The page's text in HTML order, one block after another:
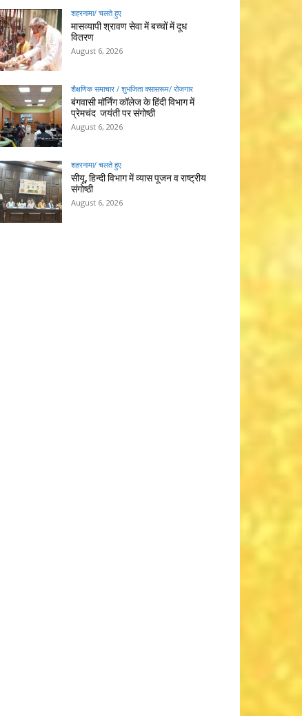
शहरनामा/ चलते हुए
मासव्यापी श्रावण सेवा में बच्चों में दूध
वितरण
August 6, 2026
शैक्षणिक समाचार / शुभजिता क्सासरूम/ रोजगार
बंगवासी मॉर्निंग कॉलेज के हिंदी विभाग में
प्रेमचंद जयंती पर संगोष्ठी
August 6, 2026
शहरनामा/ चलते हुए
सीयू, हिन्दी विभाग में व्यास पूजन व राष्ट्रीय
संगोष्ठी
August 6, 2026